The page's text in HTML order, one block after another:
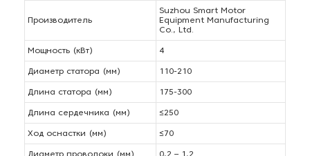
Производитель
Suzhou Smart Motor
Equipment Manufacturing
Co., Ltd.
Мощность (кВт) 4
Диаметр статора (мм) 110-210
Длина статора (мм) 175-300
Длина сердечника (мм) ≤250
Ход оснастки (мм) ≤70